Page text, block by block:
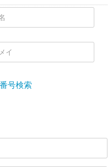
号検索